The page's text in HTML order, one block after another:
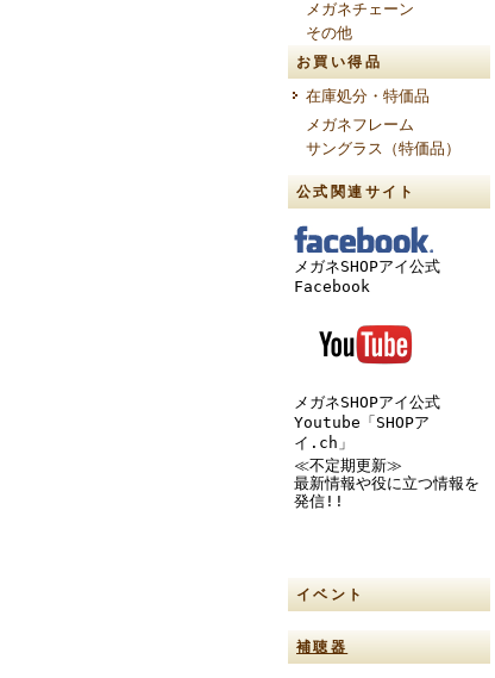
メガネチェーン
その他
お買い得品
在庫処分・特価品
メガネフレーム
サングラス（特価品）
公式関連サイト
メガネSHOPアイ公式
Facebook
メガネSHOPアイ公式
Youtube「SHOPア
イ.ch」
≪不定期更新≫
最新情報や役に立つ情報を
発信!!
イベント
補聴器